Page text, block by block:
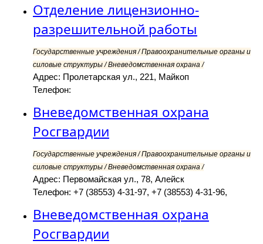
Отделение лицензионно-
разрешительной работы
Государственные учреждения / Правоохранительные органы и
силовые структуры / Вневедомственная охрана /
Адрес: Пролетарская ул., 221, Майкоп
Телефон:
Вневедомственная охрана
Росгвардии
Государственные учреждения / Правоохранительные органы и
силовые структуры / Вневедомственная охрана /
Адрес: Первомайская ул., 78, Алейск
Телефон: +7 (38553) 4-31-97, +7 (38553) 4-31-96,
Вневедомственная охрана
Росгвардии